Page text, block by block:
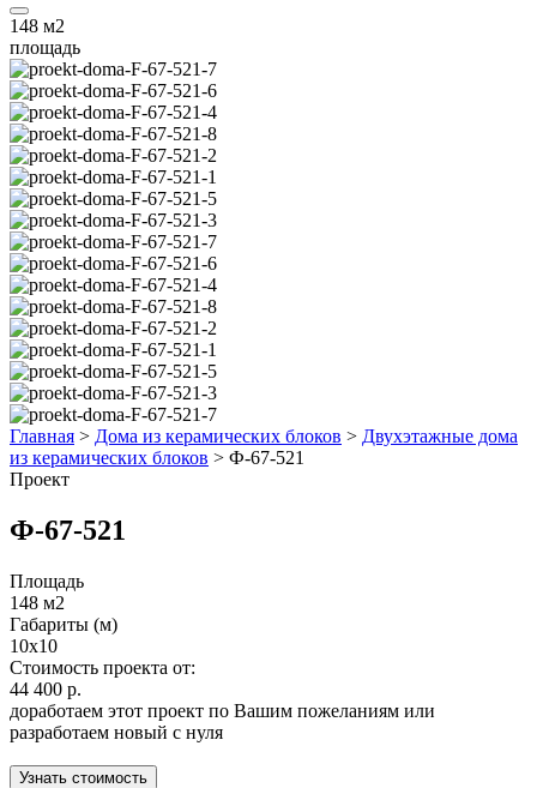
148 м2
площадь
Главная > Дома из керамических блоков > Двухэтажные дома
из керамических блоков > Ф-67-521
Проект
Ф-67-521
Площадь
148 м2
Габариты (м)
10х10
Стоимость проекта от:
44 400 р.
доработаем этот проект по Вашим пожеланиям или
разработаем новый с нуля
Узнать стоимость